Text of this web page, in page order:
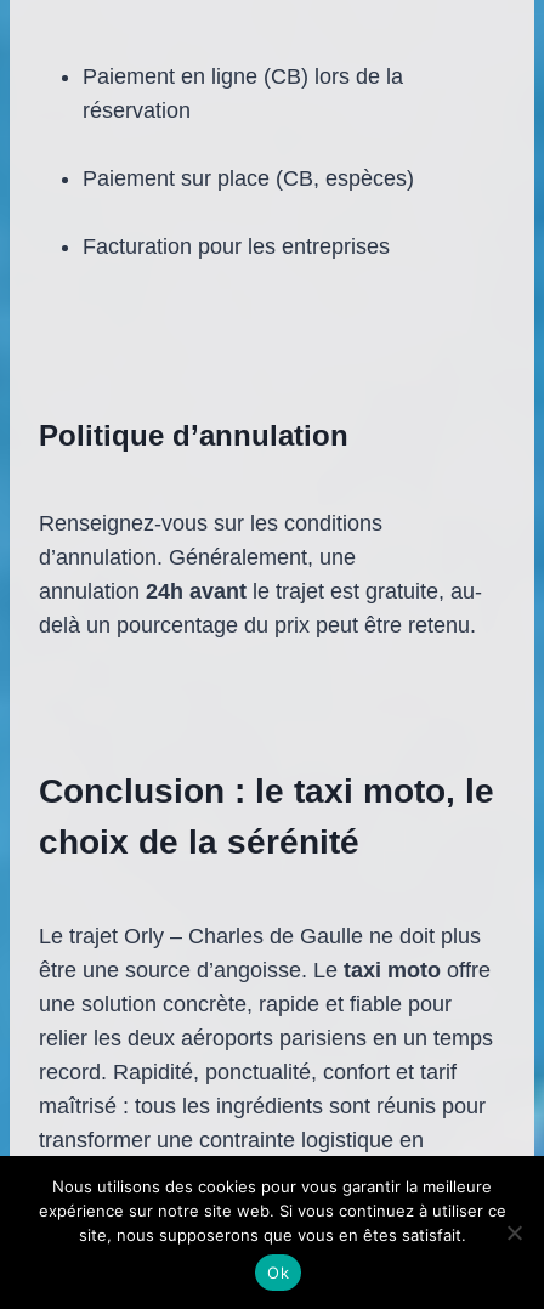
Paiement en ligne (CB) lors de la
réservation
Paiement sur place (CB, espèces)
Facturation pour les entreprises
Politique d’annulation
Renseignez-vous sur les conditions
d’annulation. Généralement, une
annulation 24h avant le trajet est gratuite, au-
delà un pourcentage du prix peut être retenu.
Conclusion : le taxi moto, le
choix de la sérénité
Le trajet Orly – Charles de Gaulle ne doit plus
être une source d’angoisse. Le taxi moto offre
une solution concrète, rapide et fiable pour
relier les deux aéroports parisiens en un temps
record. Rapidité, ponctualité, confort et tarif
maîtrisé : tous les ingrédients sont réunis pour
transformer une contrainte logistique en
Que vous soyez voyageur d’affaires pressé,
Nous utilisons des cookies pour vous garantir la meilleure
expérience sur notre site web. Si vous continuez à utiliser ce
site, nous supposerons que vous en êtes satisfait.
Ok